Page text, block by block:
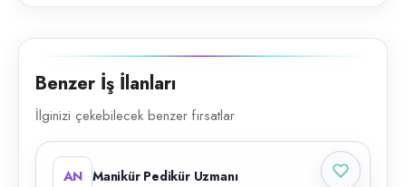
Benzer İş İlanları
İlginizi çekebilecek benzer fırsatlar
AN Manikür Pedikür Uzmanı